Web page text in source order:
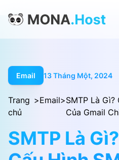
Email 13 Tháng Một, 2024
Trang
chủ
>Email>SMTP Là
Của Gmail
SMTP Là